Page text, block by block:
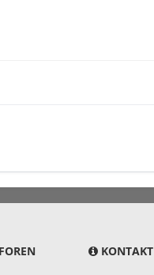
KONTAKT